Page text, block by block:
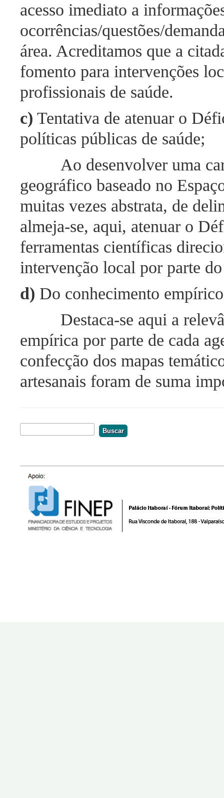
acesso imediato a
ocorrências/questões/
área. Acreditamos que a
fomento para intervenções
profissionais de saúde.
c) Tentativa de atenuar o
políticas públicas de saúde;
Ao desenvolver uma
geográfico baseado no
muitas vezes abstrata, de
almeja-se, aqui, atenuar o
ferramentas científicas
intervenção local por parte
d) Do conhecimento
Destaca-se aqui a
empírica por parte de cada
confecção dos mapas
artesanais foram de suma
Formulário De Busca
Buscar